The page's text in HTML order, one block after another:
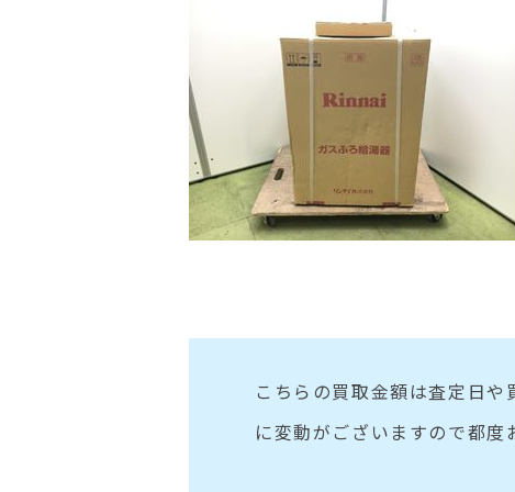
こちらの買取金額は査定日
に変動がございますので都度